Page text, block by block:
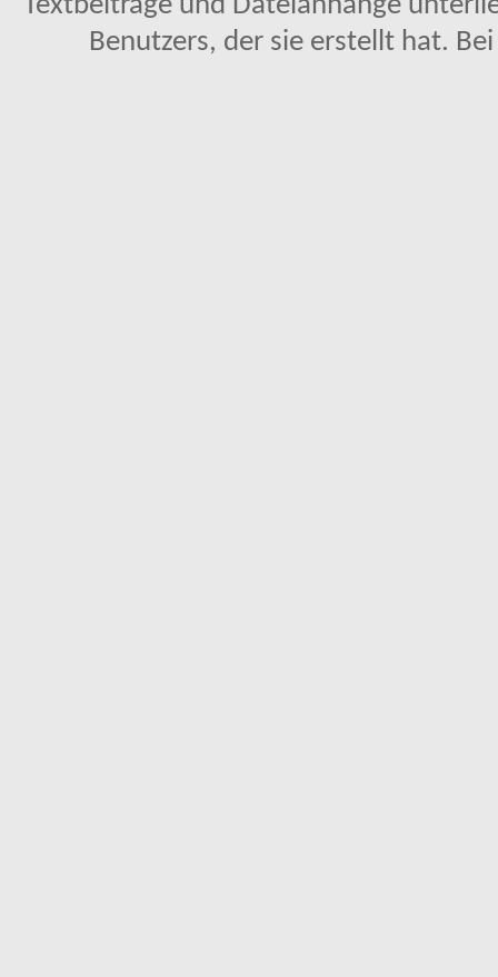
Textbeiträge und Dateianhänge
Benutzers, der sie erstellt hat.